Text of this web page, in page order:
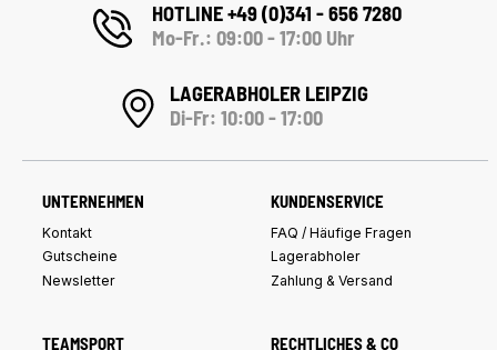
HOTLINE +49 (0)341 - 656 7280
Mo-Fr.: 09:00 - 17:00 Uhr
LAGERABHOLER LEIPZIG
Di-Fr: 10:00 - 17:00
UNTERNEHMEN
Kontakt
Gutscheine
Newsletter
KUNDENSERVICE
FAQ / Häufige Fragen
Lagerabholer
Zahlung & Versand
TEAMSPORT RECHTLICHES & CO